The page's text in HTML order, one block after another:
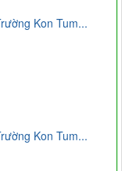
Kon Tum...
Kon Tum...